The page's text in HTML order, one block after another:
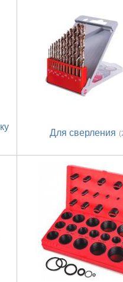
Для сверления